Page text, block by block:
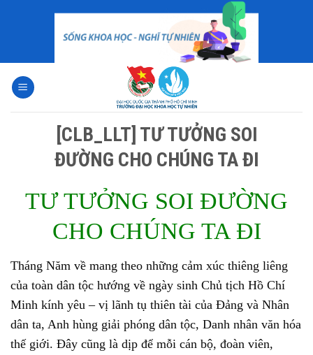
[CLB_LLT] TƯ TƯỞNG SOI
ĐƯỜNG CHO CHÚNG TA ĐI
TƯ TƯỞNG SOI ĐƯỜNG
CHO CHÚNG TA ĐI
Tháng Năm về mang theo những cảm xúc thiêng liêng
của toàn dân tộc hướng về ngày sinh Chủ tịch Hồ Chí
Minh kính yêu – vị lãnh tụ thiên tài của Đảng và Nhân
dân ta, Anh hùng giải phóng dân tộc, Danh nhân văn hóa
thế giới. Đây cũng là dịp để mỗi cán bộ, đoàn viên,